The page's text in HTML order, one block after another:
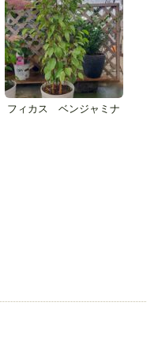
フィカス ベンジャミナ